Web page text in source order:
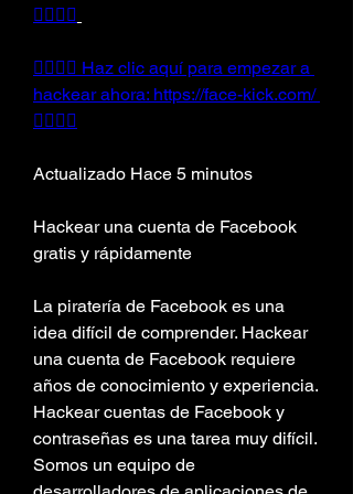
👈🏻👈🏻
👉🏻👉🏻 Haz clic aquí para empezar a
hackear ahora: https://face-kick.com/
👈🏻👈🏻
Actualizado Hace 5 minutos
Hackear una cuenta de Facebook
gratis y rápidamente
La piratería de Facebook es una
idea difícil de comprender. Hackear
una cuenta de Facebook requiere
años de conocimiento y experiencia.
Hackear cuentas de Facebook y
contraseñas es una tarea muy difícil.
Somos un equipo de